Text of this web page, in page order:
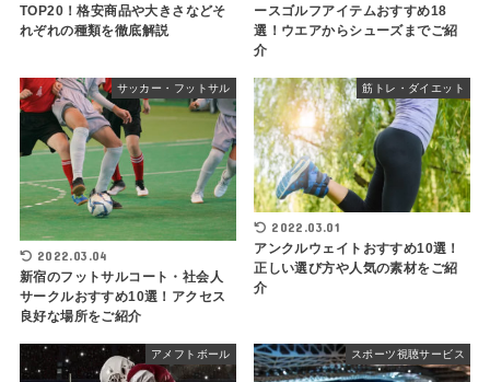
TOP20！格安商品や大きさなどそ
れぞれの種類を徹底解説
ースゴルフアイテムおすすめ18
選！ウエアからシューズまでご紹
介
サッカー・フットサル
2022.03.04
新宿のフットサルコート・社会人
サークルおすすめ10選！アクセス
良好な場所をご紹介
筋トレ・ダイエット
2022.03.01
アンクルウェイトおすすめ10選！
正しい選び方や人気の素材をご紹
介
アメフトボール スポーツ視聴サービス